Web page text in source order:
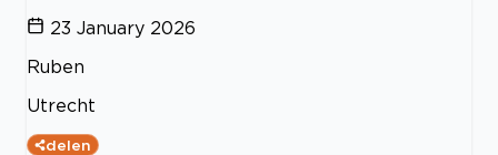
23 January 2026
Ruben
Utrecht
delen